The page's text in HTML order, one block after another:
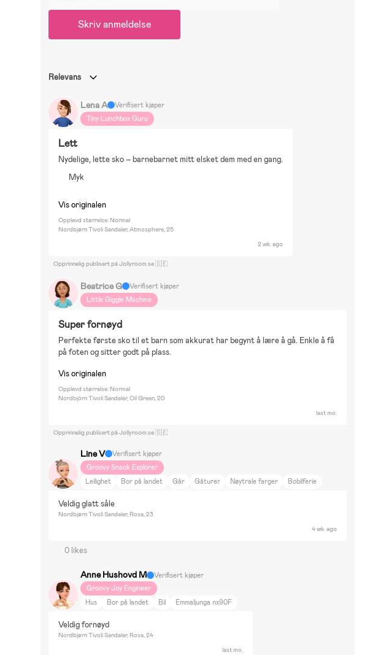
Skriv anmeldelse
Relevans
Lena A
Verifisert kjøper
Tiny Lunchbox Guru
Lett
Nydelige, lette sko – barnebarnet mitt elsket dem med en gang.
Myk
Vis originalen
Opplevd størrelse: Normal
Nordbjørn Tivoli Sandaler, Atmosphere, 25
2 wk. ago
Opprinnelig publisert på Jollyroom.se 🇸🇪
Beatrice G
Verifisert kjøper
Little Giggle Machine
Super fornøyd
Perfekte første sko til et barn som akkurat har begynt å lære å gå. Enkle å få
på foten og sitter godt på plass.
Vis originalen
Opplevd størrelse: Normal
Nordbjörn Tivoli Sandaler, Oil Green, 20
last mo.
Opprinnelig publisert på Jollyroom.se 🇸🇪
Line V
Verifisert kjøper
Groovy Snack Explorer
Leilighet
Bor på landet Går Gåturer Nøytrale farger
Bobilferie
Emmaljunga
Veldig glatt såle
Nordbjørn Tivoli Sandaler, Rosa, 23
4 wk. ago
0 likes
Anne Hushovd M
Verifisert kjøper
Groovy Joy Engineer
Hus
Bor på landet Bil Emmaljunga nx90F
Veldig fornøyd
Nordbjørn Tivoli Sandaler, Rosa, 24
last mo.